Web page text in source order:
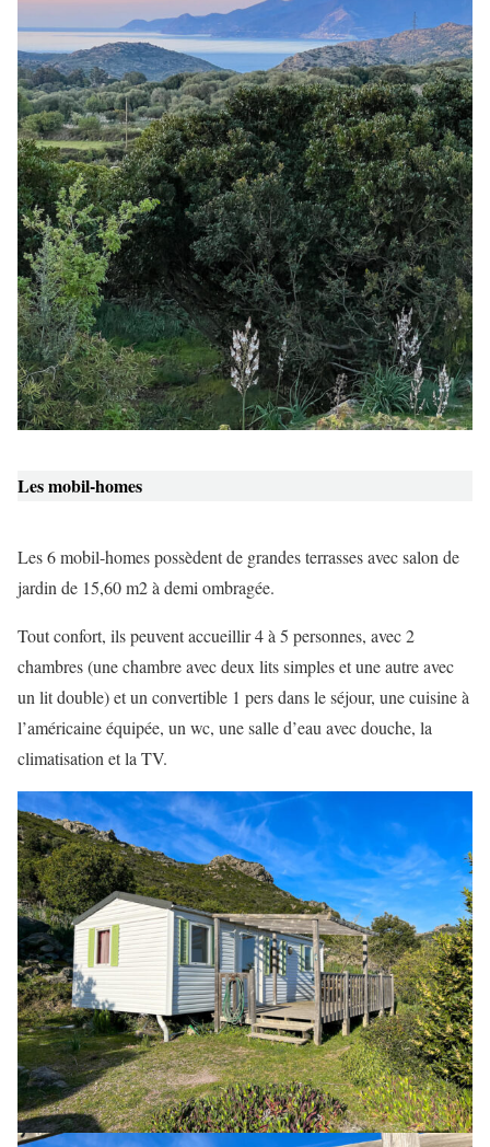
Les mobil-homes
Les 6 mobil-homes possèdent de grandes terrasses avec salon de
jardin de 15,60 m2 à demi ombragée.
Tout confort, ils peuvent accueillir 4 à 5 personnes, avec 2
chambres (une chambre avec deux lits simples et une autre avec
un lit double) et un convertible 1 pers dans le séjour, une cuisine à
l’américaine équipée, un wc, une salle d’eau avec douche, la
climatisation et la TV.